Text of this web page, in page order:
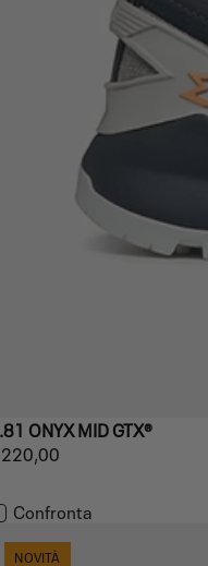
ONYX MID GTX®
Confronta
NOVITÀ